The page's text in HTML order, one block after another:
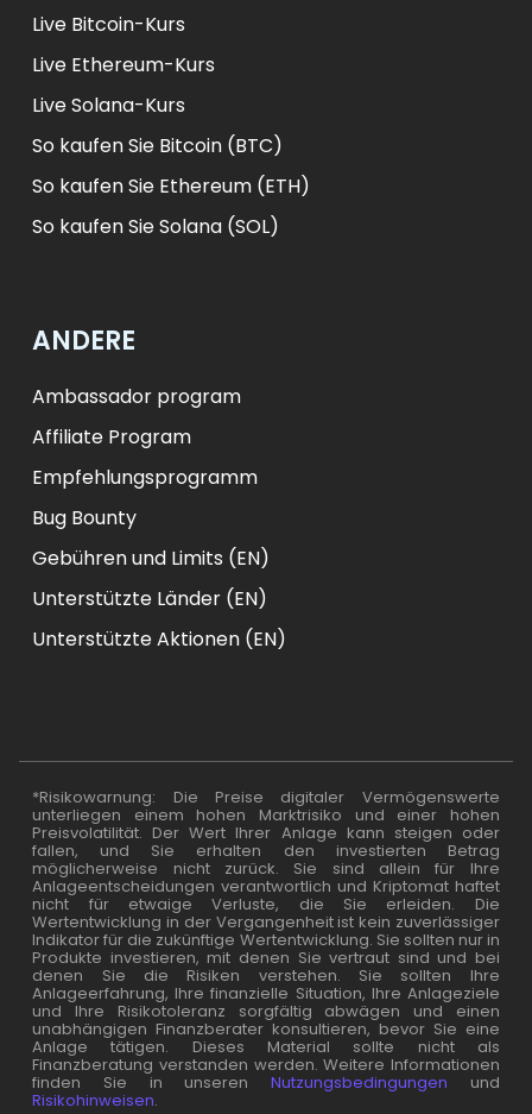
Live Bitcoin-Kurs
Live Ethereum-Kurs
Live Solana-Kurs
So kaufen Sie Bitcoin (BTC)
So kaufen Sie Ethereum (ETH)
So kaufen Sie Solana (SOL)
ANDERE
Ambassador program
Affiliate Program
Empfehlungsprogramm
Bug Bounty
Gebühren und Limits (EN)
Unterstützte Länder (EN)
Unterstützte Aktionen (EN)
*Risikowarnung: Die Preise digitaler Vermögenswerte
unterliegen einem hohen Marktrisiko und einer hohen
Preisvolatilität. Der Wert Ihrer Anlage kann steigen oder
fallen, und Sie erhalten den investierten Betrag
möglicherweise nicht zurück. Sie sind allein für Ihre
Anlageentscheidungen verantwortlich und Kriptomat haftet
nicht für etwaige Verluste, die Sie erleiden. Die
Wertentwicklung in der Vergangenheit ist kein zuverlässiger
Indikator für die zukünftige Wertentwicklung. Sie sollten nur in
Produkte investieren, mit denen Sie vertraut sind und bei
denen Sie die Risiken verstehen. Sie sollten Ihre
Anlageerfahrung, Ihre finanzielle Situation, Ihre Anlageziele
und Ihre Risikotoleranz sorgfältig abwägen und einen
unabhängigen Finanzberater konsultieren, bevor Sie eine
Anlage tätigen. Dieses Material sollte nicht als
Finanzberatung verstanden werden. Weitere Informationen
finden Sie in unserenNutzungsbedingungen und
Risikohinweisen.